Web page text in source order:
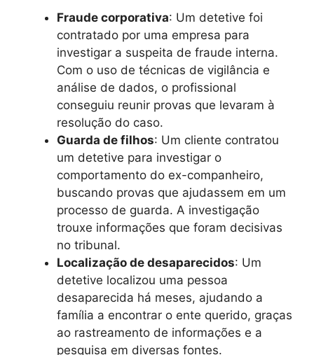
Fraude corporativa: Um detetive foi
contratado por uma empresa para
investigar a suspeita de fraude interna.
Com o uso de técnicas de vigilância e
análise de dados, o profissional
conseguiu reunir provas que levaram à
resolução do caso.
Guarda de filhos: Um cliente contratou
um detetive para investigar o
comportamento do ex-companheiro,
buscando provas que ajudassem em um
processo de guarda. A investigação
trouxe informações que foram decisivas
no tribunal.
Localização de desaparecidos: Um
detetive localizou uma pessoa
desaparecida há meses, ajudando a
família a encontrar o ente querido, graças
ao rastreamento de informações e a
pesquisa em diversas fontes.